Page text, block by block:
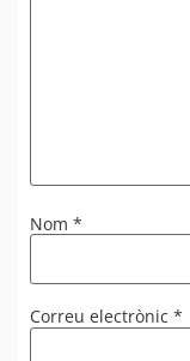
Nom *
Correu electrònic *